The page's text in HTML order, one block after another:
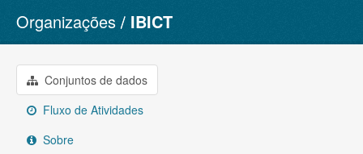
Conjuntos de dados
Organizações
Grupos
Sobre
Organizações IBICT
Conjuntos de dados
Fluxo de Atividades
Sobre